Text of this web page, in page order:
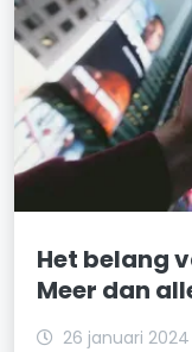
Het belang
Meer dan
26 januari 2024